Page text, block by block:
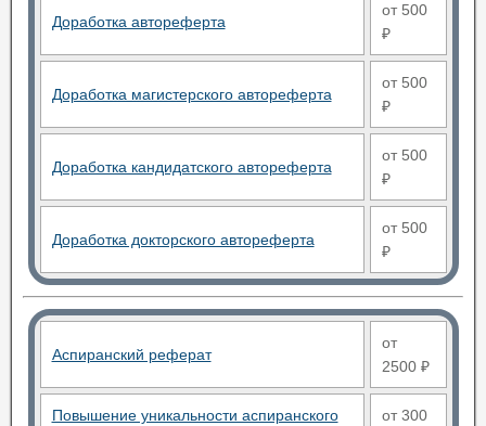
Доработка автореферта
от 500
₽
Доработка магистерского автореферта
от 500
₽
Доработка кандидатского автореферта
от 500
₽
Доработка докторского автореферта
от 500
₽
Аспиранский реферат
от
2500 ₽
Повышение уникальности аспиранского
от 300